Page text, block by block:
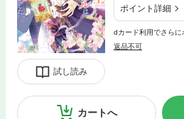
試し読み
ポイント詳細
dカード利用でさらに
返品不可
カートへ